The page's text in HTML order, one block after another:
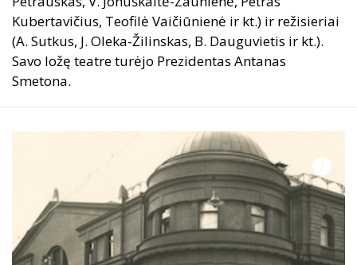
Kubertavičius, Teofilė Vaičiūnienė ir kt.) ir režisieriai
(A. Sutkus, J. Oleka-Žilinskas, B. Dauguvietis ir kt.).
Savo ložę teatre turėjo Prezidentas Antanas
Smetona.